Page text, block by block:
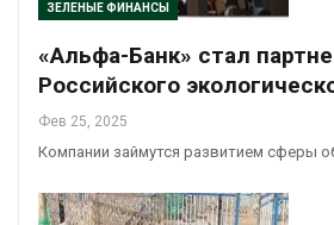
ЗЕЛЕНЫЕ ФИНАНСЫ
«Альфа-Банк» стал
Российского
Фев 25, 2025
Компании займутся развитием сферы